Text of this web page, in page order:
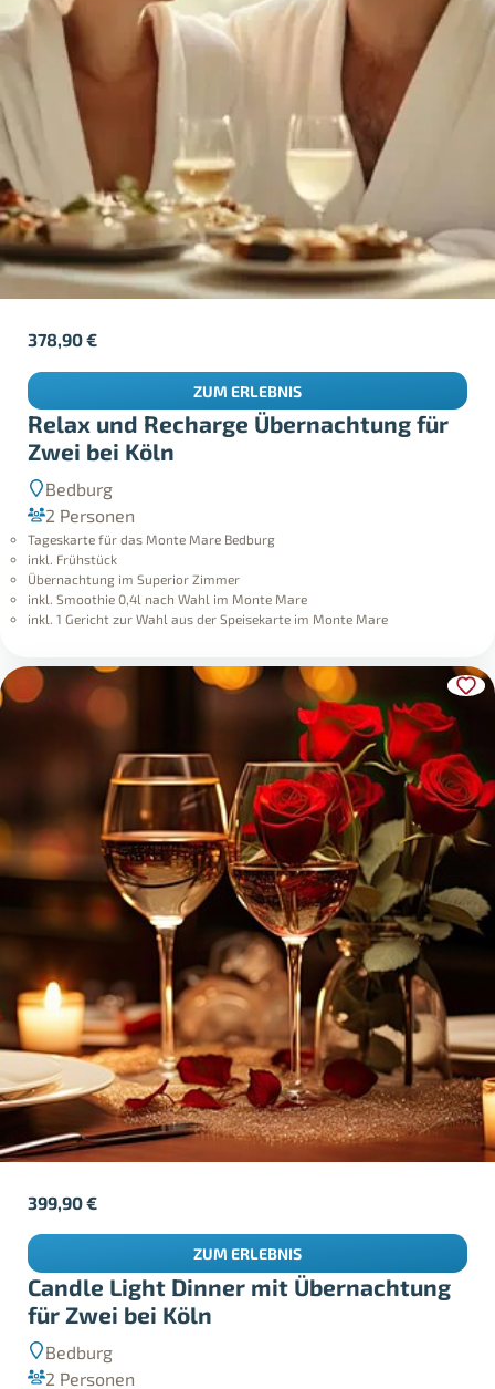
Relax und Recharge Übernachtung für
Zwei bei Köln
Bedburg
2 Personen
Tageskarte für das Monte Mare Bedburg
inkl. Frühstück
Übernachtung im Superior Zimmer
inkl. Smoothie 0,4l nach Wahl im Monte Mare
inkl. 1 Gericht zur Wahl aus der Speisekarte im Monte Mare
378,90€
ZUM ERLEBNIS
Candle Light Dinner mit Übernachtung
für Zwei bei Köln
Bedburg
2 Personen
399,90€
ZUM ERLEBNIS